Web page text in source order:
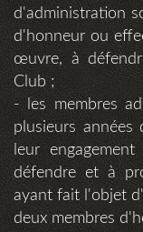
d'administration
d'honneur ou
œuvre, à
Club ;
- les membres
plusieurs
leur
défendre et à
ayant fait l'objet
deux membres